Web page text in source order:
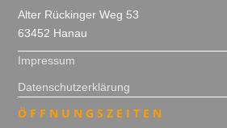
Alter Rückinger Weg 53
63452 Hanau
Impressum
Datenschutzerklärung
ÖFFNUNGSZEITEN